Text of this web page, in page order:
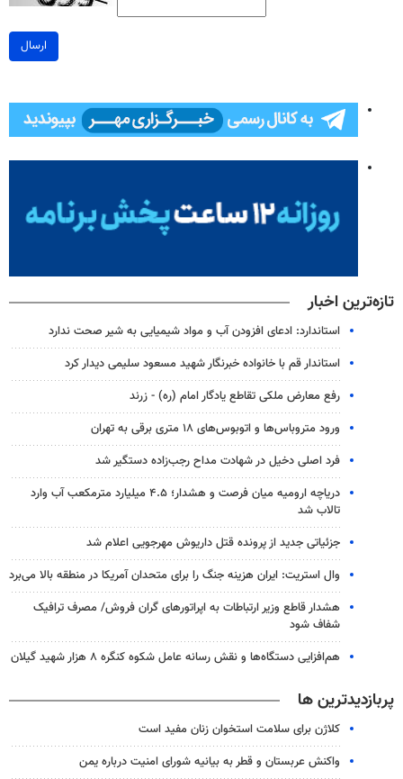
ارسال
تازه‌ترین اخبار
استاندارد: ادعای افزودن آب و مواد شیمیایی به شیر صحت ندارد
استاندار قم با خانواده خبرنگار شهید مسعود سلیمی دیدار کرد
رفع معارض ملکی تقاطع یادگار امام (ره) - زرند
ورود متروباس‌ها و اتوبوس‌های ۱۸ متری برقی به تهران
فرد اصلی دخیل در شهادت مداح رجب‌زاده دستگیر شد
دریاچه ارومیه میان فرصت و هشدار؛ ۴.۵ میلیارد مترمکعب آب وارد
تالاب شد
جزئیاتی جدید از پرونده قتل داریوش مهرجویی اعلام شد
وال استریت: ایران هزینه جنگ را برای متحدان آمریکا در منطقه بالا می‌برد
هشدار قاطع وزیر ارتباطات به اپراتورهای گران فروش/ مصرف ترافیک
شفاف شود
هم‌افزایی دستگاه‌ها و نقش رسانه عامل شکوه کنگره ۸ هزار شهید گیلان
پربازدیدترین ها
کلاژن برای سلامت استخوان زنان مفید است
واکنش عربستان و قطر به بیانیه شورای امنیت درباره یمن